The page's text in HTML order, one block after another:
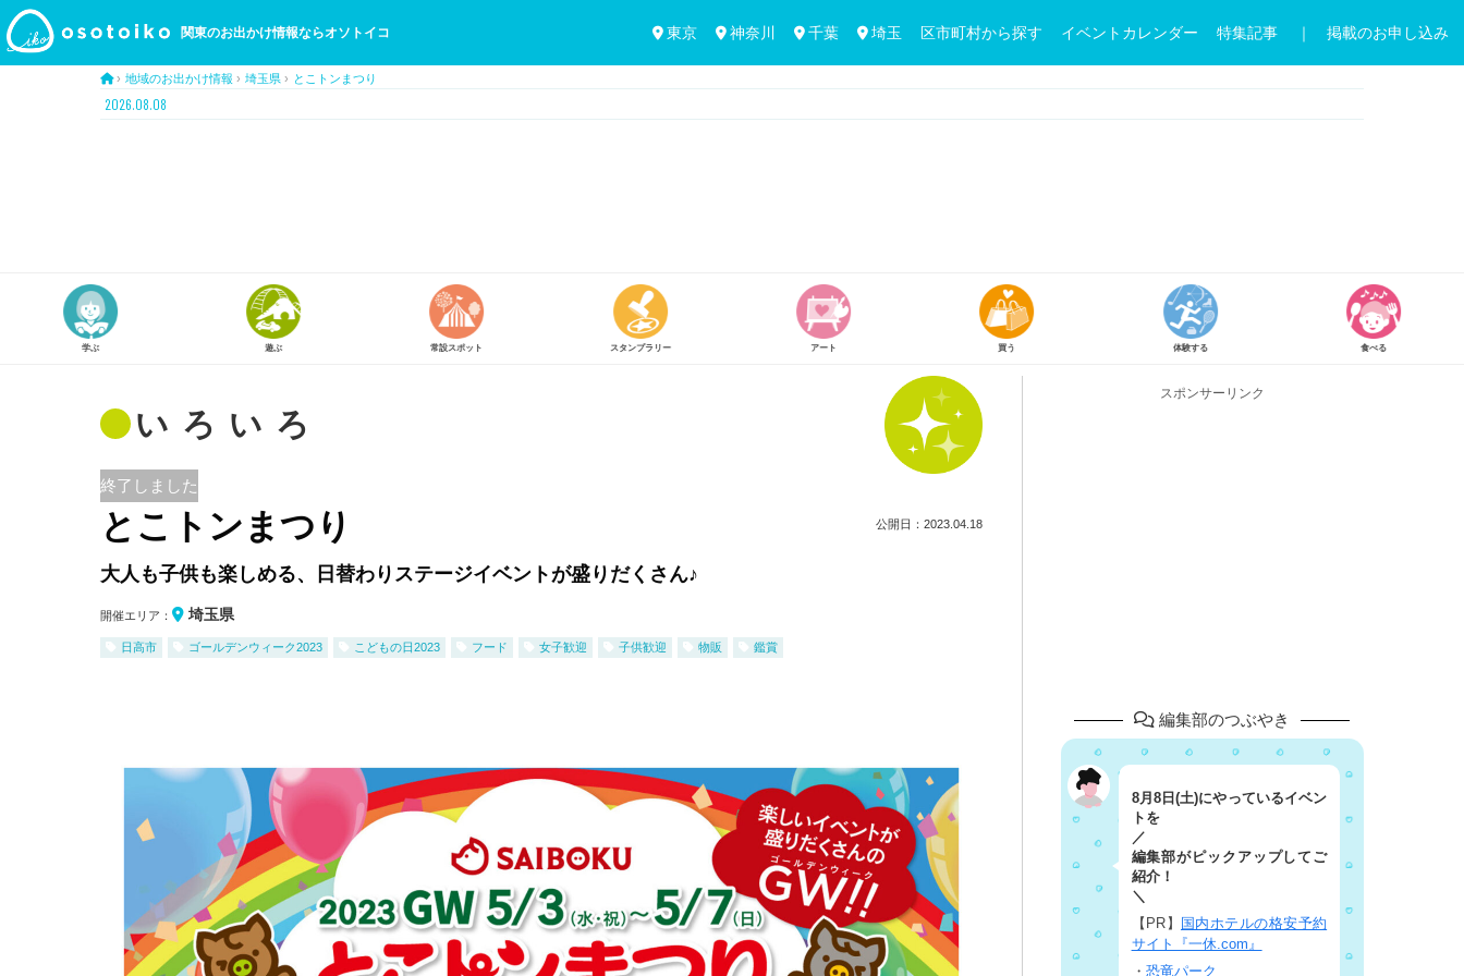
関東のお出かけ情報ならオソトイコ 東京 神奈川 千葉 埼玉 区市町村から探す イベントカレンダー 特集記事 ｜ 掲載のお申し込み
› 地域のお出かけ情報 › 埼玉県 › とこトンまつり
2026.08.08
遊ぶ 常設スポット スタンプラリー アート 買う 体験する 食べる 参加
いろいろ
終了しました
とこトンまつり 公開日：2023.04.18
大人も子供も楽しめる、日替わりステージイベントが盛りだくさん♪
開催エリア： 埼玉県
日高市 ゴールデンウィーク2023 こどもの日2023 フード 女子歓迎 子供歓迎 物販 鑑賞
スポンサーリンク
編集部のつぶやき
8月8日(土)にやっているイベン
トを
／
編集部がピックアップしてご
紹介！
＼
【PR】
国内ホテルの格安予約
サイト『一休.com』
・ 恐竜パーク